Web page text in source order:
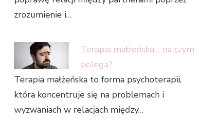
zrozumienie i…
Terapia małżeńska - na czym
polega?
Terapia małżeńska to forma psychoterapii,
która koncentruje się na problemach i
wyzwaniach w relacjach między…